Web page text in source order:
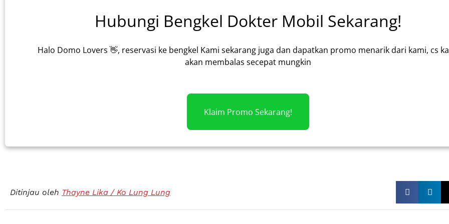
Hubungi Bengkel Dokter Mobil Sekarang!
Halo Domo Lovers 👋, reservasi ke bengkel Kami sekarang juga dan dapatkan promo menarik dari kami, cs
akan membalas secepat mungkin
Klaim Promo Sekarang!
Ditinjau oleh Thayne Lika / Ko Lung Lung